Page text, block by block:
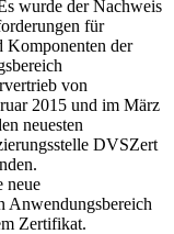
wurde der Nachweis
für
Komponenten der
von
2015 und im März
neuesten
DVSZert
neue
Anwendungsbereich
Zertifikat.